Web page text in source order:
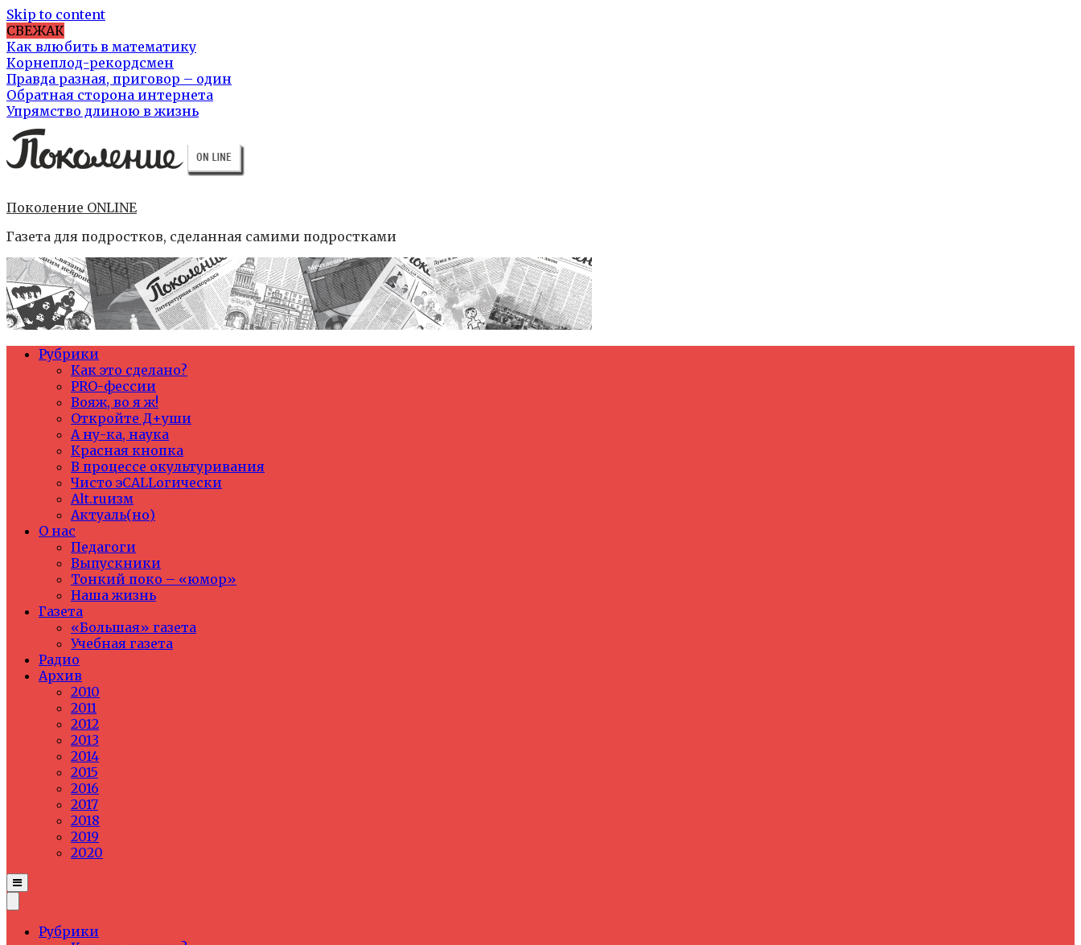
Skip to content
СВЕЖАК
Как влюбить в математику
Корнеплод-рекордсмен
Правда разная, приговор – один
Обратная сторона интернета
Упрямство длиною в жизнь
Поколение ONLINE
Газета для подростков, сделанная самими подростками
Рубрики
Как это сделано?
PRO-фессии
Вояж, во я ж!
Откройте Д+уши
А ну-ка, наука
Красная кнопка
В процессе окультуривания
Чисто эCALLогически
Alt.ruизм
Актуаль(но)
О нас
Педагоги
Выпускники
Тонкий поко – «юмор»
Наша жизнь
Газета
«Большая» газета
Учебная газета
Радио
Архив
2010
2011
2012
2013
2014
2015
2016
2017
2018
2019
2020
Рубрики